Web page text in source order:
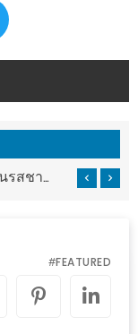
แวะมาชิลยามเย็น กับจุดเช็คอินชมวิวดอยสุเทพสุดฟิน เครื่องดื่มและอาหารครบครันที่ Pool House
#FEATURED